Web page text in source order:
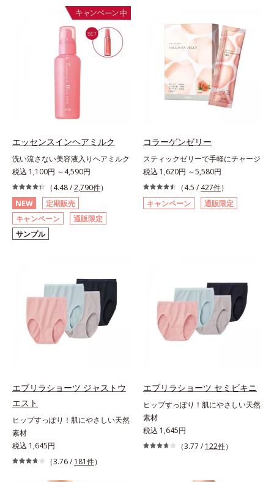
エッセンスインヘアミルク
洗い流さない美容液入りヘアミルク
税込 1,100円 ～4,590円
（4.48 /2,790件）
NEW
定期販売
キャンペーン
通販限定
サンプル
コラーゲンゼリー
スティックゼリーで手軽にチャージ
税込 1,620円 ～5,580円
（4.5 / 427件）
キャンペーン
通販限定
エブリラショーツ ジャストウ
エスト
ヒップすっぽり！肌にやさしい天然
素材
税込 1,645円
（3.76 / 181件）
エブリラショーツ セミビキニ
ヒップすっぽり！肌にやさしい天然
素材
税込 1,645円
（3.77 / 122件）